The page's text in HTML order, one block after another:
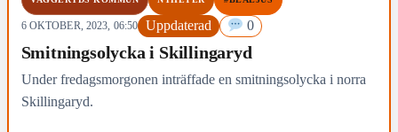
6 OKTOBER, 2023, 06:50 Uppdaterad 0
Smitningsolycka i Skillingaryd
Under fredagsmorgonen inträffade en smitningsolycka i norra
Skillingaryd.